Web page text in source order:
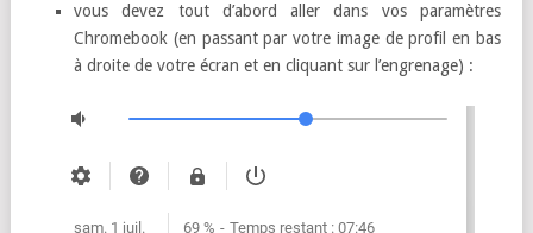
vous devez tout d’abord aller dans vos paramètres
Chromebook (en passant par votre image de profil en bas
à droite de votre écran et en cliquant sur l’engrenage) :